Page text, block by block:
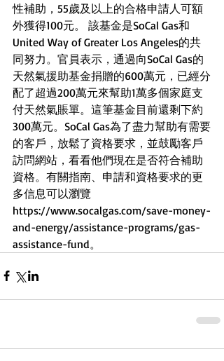
性補助，55歲及以上的合格申請人可額
外獲得100元。 該基金是SoCal Gas和
United Way of Greater Los Angeles的共
同努力。官員表示，通過向SoCal Gas的
天然氣援助基金捐贈的600萬元，已經分
配了超過200萬元來幫助1萬多個家庭支
付天然氣賬單。這筆基金目前還剩下約
300萬元。SoCal Gas為了盡力幫助有需要
的客戶，放鬆了資格要求，並鼓勵客戶
訪問網站，看看他們現在是否符合補助
資格。有關指南、申請和資格要求的更
多信息可以瀏覽
https://www.socalgas.com/save-money-
and-energy/assistance-programs/gas-
assistance-fund。